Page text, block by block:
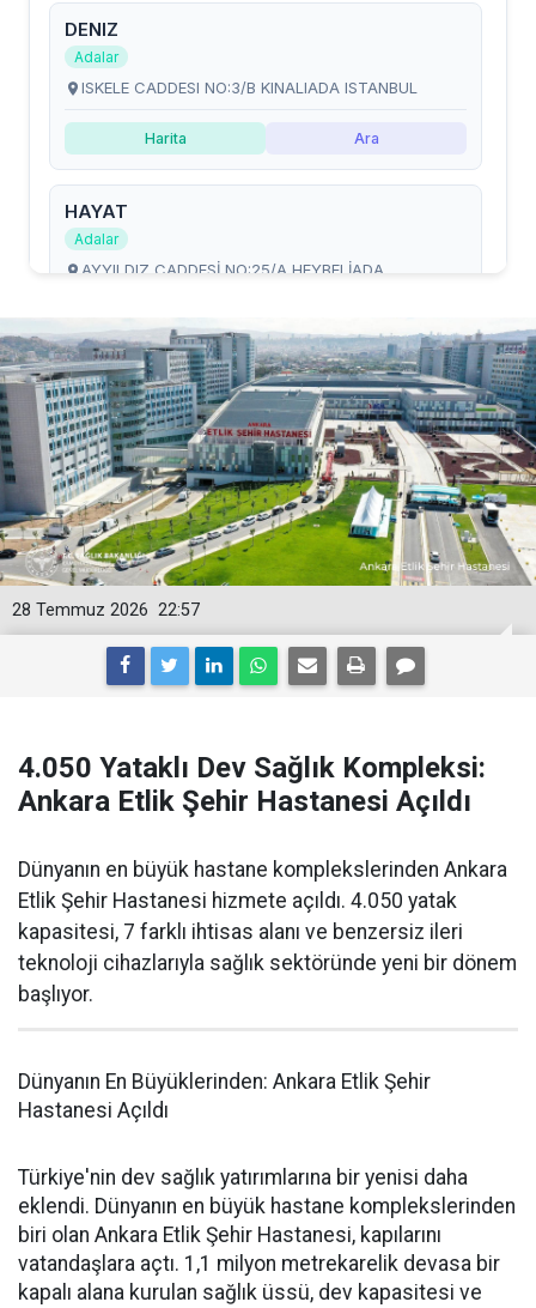
22:57
28 Temmuz 2026
4.050 Yataklı Dev Sağlık Kompleksi:
Ankara Etlik Şehir Hastanesi Açıldı
Dünyanın en büyük hastane komplekslerinden Ankara
Etlik Şehir Hastanesi hizmete açıldı. 4.050 yatak
kapasitesi, 7 farklı ihtisas alanı ve benzersiz ileri
teknoloji cihazlarıyla sağlık sektöründe yeni bir dönem
başlıyor.
Dünyanın En Büyüklerinden: Ankara Etlik Şehir
Hastanesi Açıldı
Türkiye'nin dev sağlık yatırımlarına bir yenisi daha
eklendi. Dünyanın en büyük hastane komplekslerinden
biri olan Ankara Etlik Şehir Hastanesi, kapılarını
vatandaşlara açtı. 1,1 milyon metrekarelik devasa bir
kapalı alana kurulan sağlık üssü, dev kapasitesi ve